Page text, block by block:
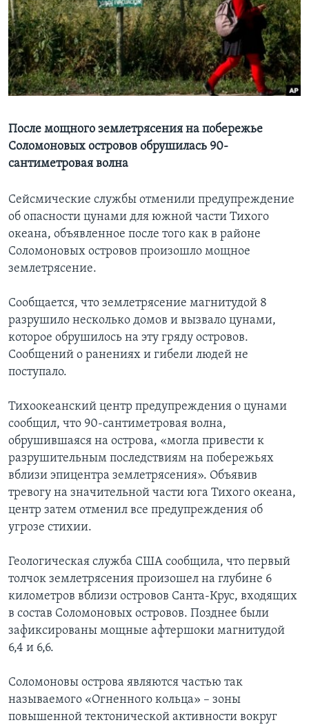
Learning English
СОЦИАЛЬНЫЕ СЕТИ
Языки
После мощного землетрясения на побережье
Соломоновых островов обрушилась 90-
сантиметровая волна
Сейсмические службы отменили предупреждение
об опасности цунами для южной части Тихого
океана, объявленное после того как в районе
Соломоновых островов произошло мощное
землетрясение.
Сообщается, что землетрясение магнитудой 8
разрушило несколько домов и вызвало цунами,
которое обрушилось на эту гряду островов.
Сообщений о ранениях и гибели людей не
поступало.
Тихоокеанский центр предупреждения о цунами
сообщил, что 90-сантиметровая волна,
обрушившаяся на острова, «могла привести к
разрушительным последствиям на побережьях
вблизи эпицентра землетрясения». Объявив
тревогу на значительной части юга Тихого океана,
центр затем отменил все предупреждения об
угрозе стихии.
Геологическая служба США сообщила, что первый
толчок землетрясения произошел на глубине 6
километров вблизи островов Санта-Крус, входящих
в состав Соломоновых островов. Позднее были
зафиксированы мощные афтершоки магнитудой
6,4 и 6,6.
Соломоновы острова являются частью так
называемого «Огненного кольца» – зоны
повышенной тектонической активности вокруг